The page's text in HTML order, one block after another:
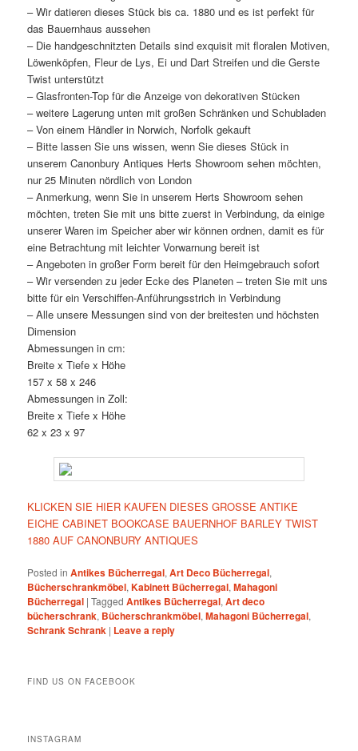
– Wir datieren dieses Stück bis ca. 1880 und es ist perfekt für
das Bauernhaus aussehen
– Die handgeschnitzten Details sind exquisit mit floralen Motiven,
Löwenköpfen, Fleur de Lys, Ei und Dart Streifen und die Gerste
Twist unterstützt
– Glasfronten-Top für die Anzeige von dekorativen Stücken
– weitere Lagerung unten mit großen Schränken und Schubladen
– Von einem Händler in Norwich, Norfolk gekauft
– Bitte lassen Sie uns wissen, wenn Sie dieses Stück in
unserem Canonbury Antiques Herts Showroom sehen möchten,
nur 25 Minuten nördlich von London
– Anmerkung, wenn Sie in unserem Herts Showroom sehen
möchten, treten Sie mit uns bitte zuerst in Verbindung, da einige
unserer Waren im Speicher aber wir können ordnen, damit es für
eine Betrachtung mit leichter Vorwarnung bereit ist
– Angeboten in großer Form bereit für den Heimgebrauch sofort
– Wir versenden zu jeder Ecke des Planeten – treten Sie mit uns
bitte für ein Verschiffen-Anführungsstrich in Verbindung
– Alle unsere Messungen sind von der breitesten und höchsten
Dimension
Abmessungen in cm:
Breite x Tiefe x Höhe
157 x 58 x 246
Abmessungen in Zoll:
Breite x Tiefe x Höhe
62 x 23 x 97
KLICKEN SIE HIER KAUFEN DIESES GROSSE ANTIKE
EICHE CABINET BOOKCASE BAUERNHOF BARLEY TWIST
1880 AUF CANONBURY ANTIQUES
Posted in Antikes Bücherregal,Art Deco Bücherregal,
Bücherschrankmöbel,Kabinett Bücherregal,Mahagoni
Bücherregal |Tagged Antikes Bücherregal,Art deco
bücherschrank, Bücherschrankmöbel,Mahagoni Bücherregal,
Schrank Schrank | Leave a reply
FIND US ON FACEBOOK
INSTAGRAM